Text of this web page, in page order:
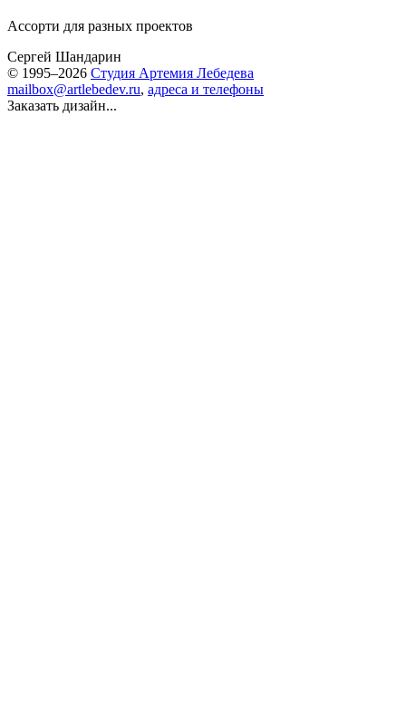
Ассорти для разных проектов
Сергей Шандарин
© 1995–2026 Студия Артемия Лебедева
mailbox@artlebedev.ru, адреса и телефоны
Заказать дизайн...